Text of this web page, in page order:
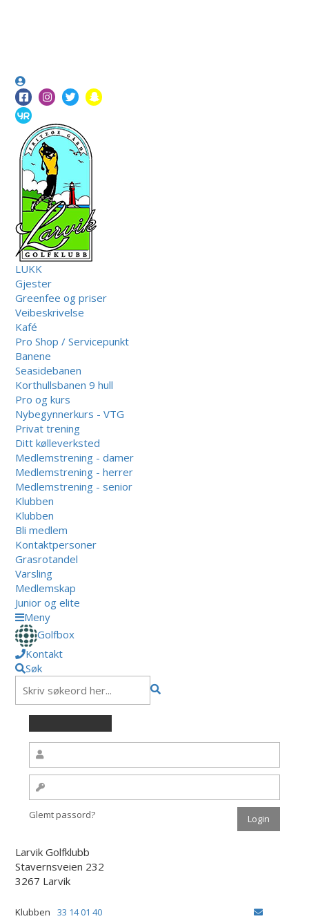
LUKK
Gjester
Greenfee og priser
Veibeskrivelse
Kafé
Pro Shop / Servicepunkt
Banene
Seasidebanen
Korthullsbanen 9 hull
Pro og kurs
Nybegynnerkurs - VTG
Privat trening
Ditt kølleverksted
Medlemstrening - damer
Medlemstrening - herrer
Medlemstrening - senior
Klubben
Klubben
Bli medlem
Kontaktpersoner
Grasrotandel
Varsling
Medlemskap
Junior og elite
Meny
Golfbox
Kontakt
Søk
Glemt passord?
Larvik Golfklubb
Stavernsveien 232
3267 Larvik
Klubben 33 14 01 40